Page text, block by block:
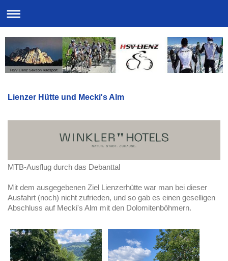
HSV Lienz Sektion Radsport
Lienzer Hütte und Mecki's Alm
MTB-Ausflug durch das Debanttal
Mit dem ausgegebenen Ziel Lienzerhütte war man bei dieser
Ausfahrt (noch) nicht zufrieden, und so gab es einen geselligen
Abschluss auf Mecki's Alm mit den Dolomitenböhmern.